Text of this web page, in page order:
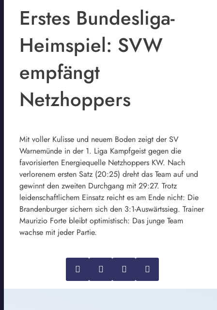
Erstes Bundesliga-
Heimspiel: SVW
empfängt
Netzhoppers
Mit voller Kulisse und neuem Boden zeigt der SV
Warnemünde in der 1. Liga Kampfgeist gegen die
favorisierten Energiequelle Netzhoppers KW. Nach
verlorenem ersten Satz (20:25) dreht das Team auf und
gewinnt den zweiten Durchgang mit 29:27. Trotz
leidenschaftlichem Einsatz reicht es am Ende nicht: Die
Brandenburger sichern sich den 3:1-Auswärtssieg. Trainer
Maurizio Forte bleibt optimistisch: Das junge Team
wachse mit jeder Partie.